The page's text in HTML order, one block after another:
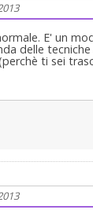
E' un
delle
ti sei